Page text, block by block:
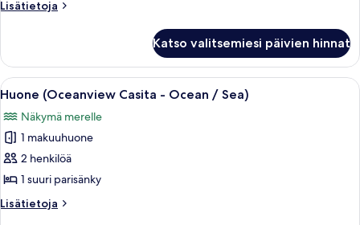
Forest)
Lisätietoja
Lisätietoja
Casita
Forest)
Katso valitsemiesi päivien hinnat
Avaa
kaikki
huonetyypin
Huone
(Oceanview
Casita
-
Ocean
Tilava makuuhuone, jossa on suuri
5
Huone (Oceanview Casita - Ocean / Sea)
Näkymä merelle
1 makuuhuone
2 henkilöä
1 suuri parisänky
Lisätietoja
Lisätietoja